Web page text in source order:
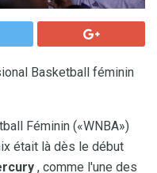
Basketball féminin
Féminin («WNBA»)
était là dès le début
, comme l'une des